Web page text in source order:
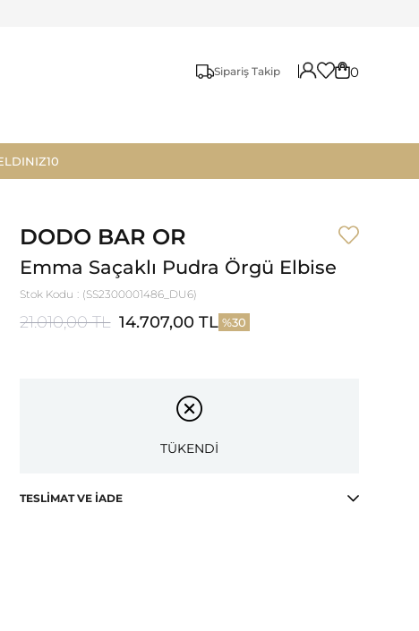
Sipariş Takip 0
DODO BAR OR
Emma Saçaklı Pudra Örgü Elbise
Stok Kodu (SS2300001486_DU6)
21.010,00 TL 14.707,00 TL 30
TÜKENDİ
TESLIMAT VE İADE